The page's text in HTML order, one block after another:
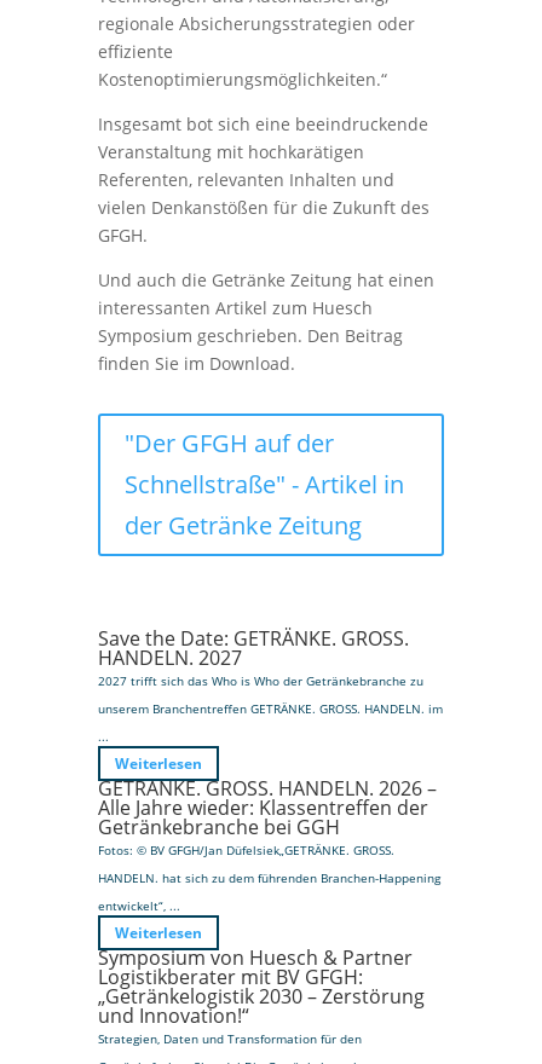
regionale Absicherungsstrategien oder
effiziente
Kostenoptimierungsmöglichkeiten.“
Insgesamt bot sich eine beeindruckende
Veranstaltung mit hochkarätigen
Referenten, relevanten Inhalten und
vielen Denkanstößen für die Zukunft des
GFGH.
Und auch die Getränke Zeitung hat einen
interessanten Artikel zum Huesch
Symposium geschrieben. Den Beitrag
finden Sie im Download.
"Der GFGH auf der
Schnellstraße" - Artikel in
der Getränke Zeitung
Save the Date: GETRÄNKE. GROSS.
HANDELN. 2027
2027 trifft sich das Who is Who der Getränkebranche zu
unserem Branchentreffen GETRÄNKE. GROSS. HANDELN. im
...
Weiterlesen
GETRÄNKE. GROSS. HANDELN. 2026 –
Alle Jahre wieder: Klassentreffen der
Getränkebranche bei GGH
Fotos: © BV GFGH/Jan Düfelsiek„GETRÄNKE. GROSS.
HANDELN. hat sich zu dem führenden Branchen-Happening
entwickelt“, ...
Weiterlesen
Symposium von Huesch & Partner
Logistikberater mit BV GFGH:
„Getränkelogistik 2030 – Zerstörung
und Innovation!“
Strategien, Daten und Transformation für den